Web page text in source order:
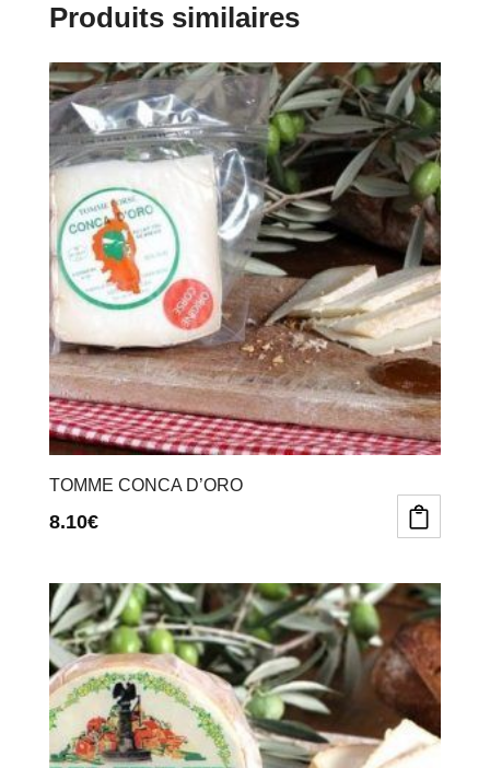
Produits similaires
TOMME CONCA D’ORO
8.10€